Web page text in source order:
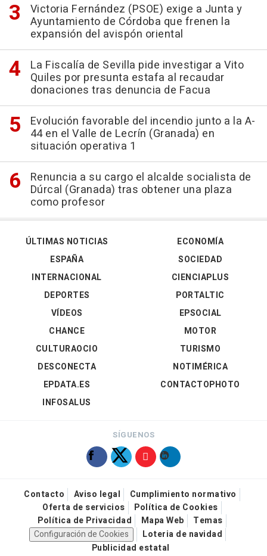
Victoria Fernández (PSOE) exige a Junta y
Ayuntamiento de Córdoba que frenen la
expansión del avispón oriental
La Fiscalía de Sevilla pide investigar a Vito
Quiles por presunta estafa al recaudar
donaciones tras denuncia de Facua
Evolución favorable del incendio junto a la A-
44 en el Valle de Lecrín (Granada) en
situación operativa 1
Renuncia a su cargo el alcalde socialista de
Dúrcal (Granada) tras obtener una plaza
como profesor
ÚLTIMAS NOTICIAS
ESPAÑA
INTERNACIONAL
DEPORTES
VÍDEOS
ECONOMÍA
SOCIEDAD
CIENCIAPLUS
PORTALTIC
EPSOCIAL
CHANCE
CULTURAOCIO
DESCONECTA
EPDATA.ES
INFOSALUS
MOTOR
TURISMO
NOTIMÉRICA
CONTACTOPHOTO
SÍGUENOS
Contacto Aviso legal
Cumplimiento normativo
Oferta de servicios
Política de Cookies
Política de Privacidad
Mapa Web
Temas
Configuración de Cookies
Loteria de navidad
Publicidad estatal